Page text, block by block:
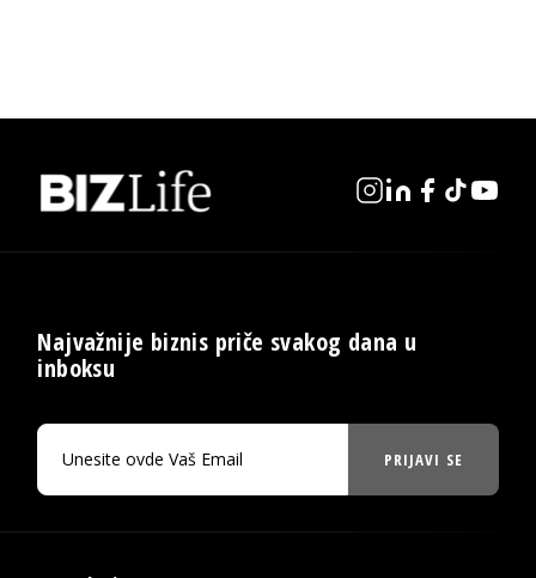
Najvažnije biznis priče svakog dana u
inboksu
PRIJAVI SE